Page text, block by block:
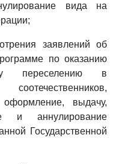
вида на
заявлений об
по оказанию
переселению в
выдачу,
и аннулирование
Государственной